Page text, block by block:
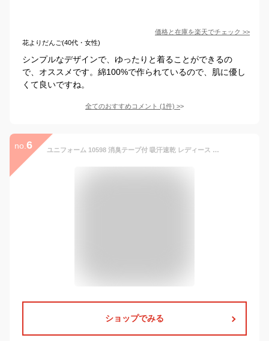
価格と在庫を楽天でチェック >>
花よりだんご(40代・女性)
シンプルなデザインで、ゆったりと着ることができるの
で、オススメです。綿100%で作られているので、肌に優し
くて良いですね。
全てのおすすめコメント (1件) >
no. 6 ユニフォーム 10598 消臭テープ付 吸汗速乾 レディース 長袖 ボタンダウン ポロシャツ アイトス AZ10598L 胸ポケット付
ショップでみる